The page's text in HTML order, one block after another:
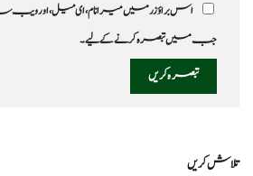
اس براؤزر میں میرا نام، ای میل، اور ویب
جب میں تبصرہ کرنے کےلیے۔
تلاش کریں